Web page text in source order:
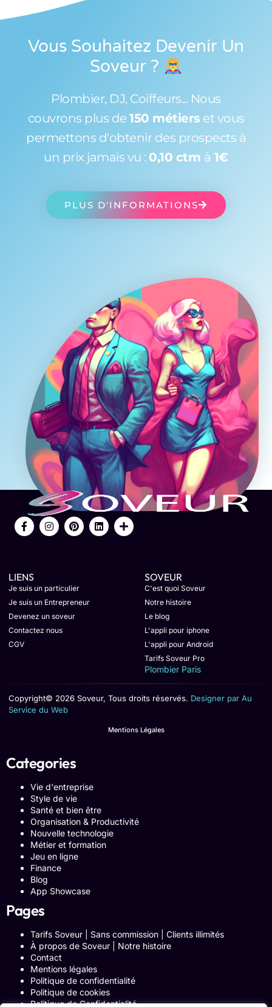
Vous Souhaitez Devenir Un
Soveur ?
Plombier, DJ, Coiffeurs... Nous
couvrons plus de 150 métiers et vous
permettons d'obtenir des prospects à
un prix jamais vu : 0,10 ctm à 1€
PLUS D'INFORMATIONS
LIENS
Je suis un particulier
Je suis un Entrepreneur
Devenez un soveur
Contactez nous
CGV
SOVEUR
C'est quoi Soveur
Notre histoire
Le blog
L'appli pour iphone
L'appli pour Android
Tarifs Soveur Pro
Plombier Paris
Copyright© 2026 Soveur, Tous droits réservés. Designer par Au
Service du Web
Mentions Légales
Categories
Vie d'entreprise
Style de vie
Santé et bien être
Organisation & Productivité
Nouvelle technologie
Métier et formation
Jeu en ligne
Finance
Blog
App Showcase
Pages
Tarifs Soveur | Sans commission | Clients illimités
À propos de Soveur | Notre histoire
Contact
Mentions légales
Politique de confidentialité
Politique de cookies
Politique de Confidentialité